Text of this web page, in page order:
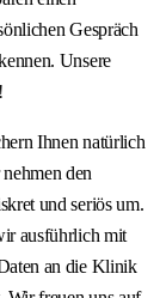
Gespräch
Unsere
Ihnen natürlich
den
und seriös um.
ausführlich mit
an die Klinik